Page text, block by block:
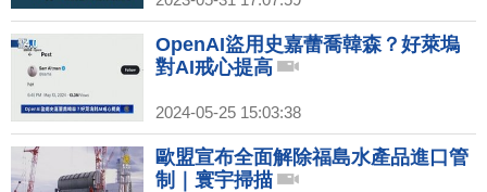
OpenAI盜用史嘉蕾喬韓森？好萊塢
對AI戒心提高
2024-05-25 15:03:38
歐盟宣布全面解除福島水產品進口管
制｜寰宇掃描